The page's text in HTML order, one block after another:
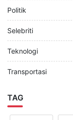
Politik
Selebriti
Teknologi
Transportasi
TAG